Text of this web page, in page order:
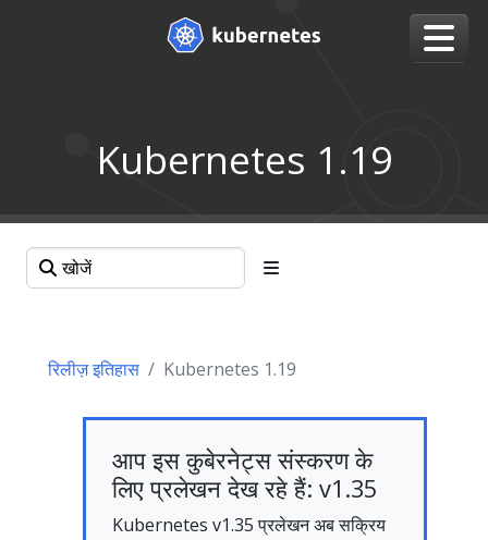
Kubernetes 1.19
रिलीज़ इतिहास Kubernetes 1.19
आप इस कुबेरनेट्स संस्करण के
लिए प्रलेखन देख रहे हैं: v1.35
Kubernetes v1.35 प्रलेखन अब सक्रिय